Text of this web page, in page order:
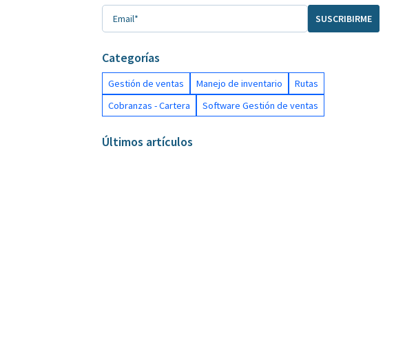
Categorías
Gestión de ventas Manejo de inventario
Rutas
Cobranzas - Cartera
Software Gestión de ventas
Últimos artículos